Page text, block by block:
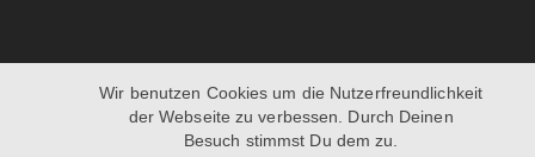
Wir benutzen Cookies um die Nutzerfreundlichkeit
der Webseite zu verbessen. Durch Deinen
Besuch stimmst Du dem zu.
© 2026 AT Media Network GmbH